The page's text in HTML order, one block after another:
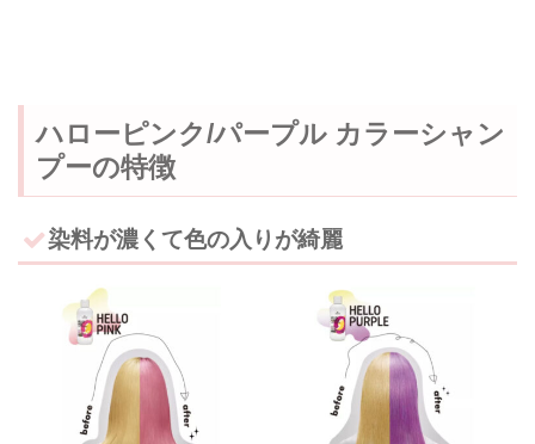
ハローピンク/パープル カラーシャン
プーの特徴
染料が濃くて色の入りが綺麗